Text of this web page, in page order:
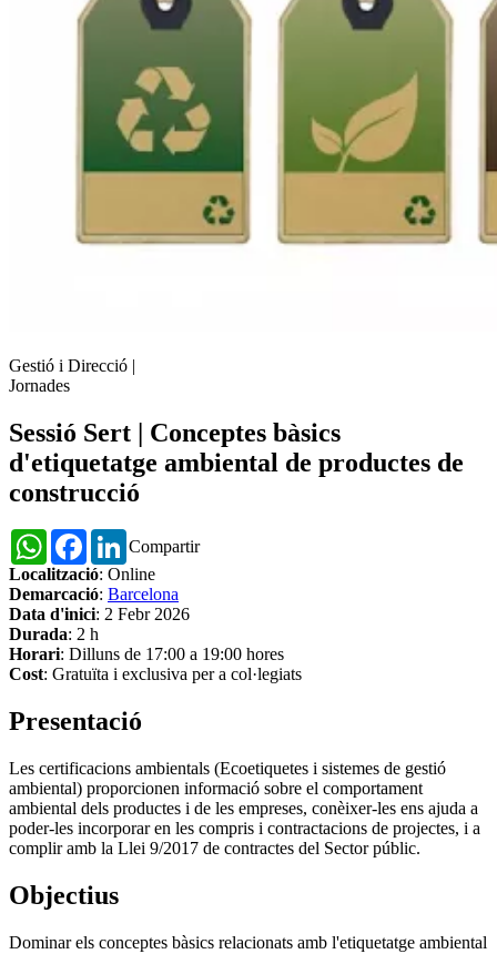
Gestió i Direcció |
Jornades
Sessió Sert | Conceptes bàsics
d'etiquetatge ambiental de productes de
construcció
Compartir
WhatsAppFacebookLinkedIn
Localització: Online
Demarcació: Barcelona
Data d'inici: 2 Febr 2026
Durada: 2 h
Horari: Dilluns de 17:00 a 19:00 hores
Cost: Gratuïta i exclusiva per a col·legiats
Presentació
Les certificacions ambientals (Ecoetiquetes i sistemes de gestió
ambiental) proporcionen informació sobre el comportament
ambiental dels productes i de les empreses, conèixer-les ens ajuda a
poder-les incorporar en les compris i contractacions de projectes, i a
complir amb la Llei 9/2017 de contractes del Sector públic.
Objectius
Dominar els conceptes bàsics relacionats amb l'etiquetatge ambiental